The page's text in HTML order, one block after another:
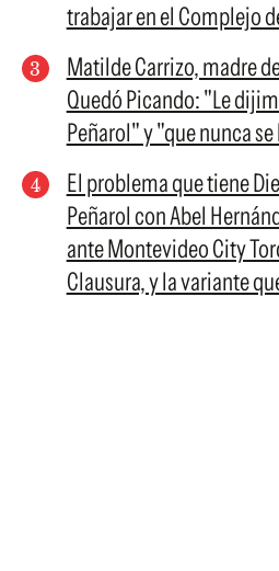
trabajar en el Complejo
Matilde Carrizo, madre
Quedó Picando: "Le
Peñarol" y "que nunca se
El problema que tiene
Peñarol con Abel
ante Montevideo City
Clausura, y la variante